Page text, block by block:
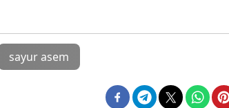
sayur asem